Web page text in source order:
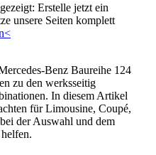
Erstelle jetzt ein
unsere Seiten komplett
Benz Baureihe 124
zu den werksseitig
In diesem Artikel
für Limousine, Coupé,
der Auswahl und dem